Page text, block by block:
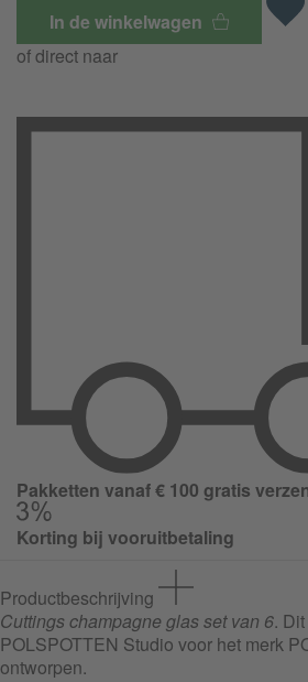
In de winkelwagen
of direct naar
Pakketten vanaf € 100 gratis
Korting bij vooruitbetaling
Productbeschrijving
Cuttings champagne glas set van 6.
POLSPOTTEN Studio voor het merk
ontworpen.